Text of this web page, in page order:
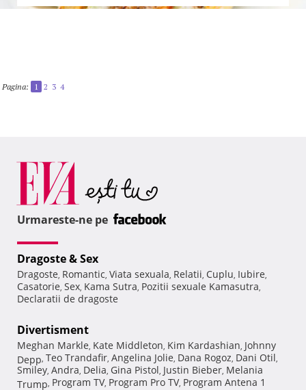
Pagina: 1 2 3 4
Urmareste-ne pe
Dragoste & Sex
Dragoste, Romantic, Viata sexuala, Relatii, Cuplu, Iubire,
Casatorie, Sex, Kama Sutra, Pozitii sexuale Kamasutra,
Declaratii de dragoste
Divertisment
Meghan Markle, Kate Middleton, Kim Kardashian, Johnny
Depp, Teo Trandafir, Angelina Jolie, Dana Rogoz, Dani Otil,
Smiley, Andra, Delia, Gina Pistol, Justin Bieber, Melania
Trump, Program TV, Program Pro TV, Program Antena 1